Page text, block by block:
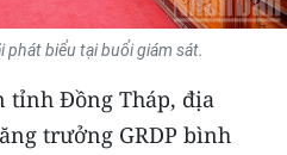
phát biểu tại buổi giám sát.
tỉnh Đồng Tháp, địa
trưởng GRDP bình